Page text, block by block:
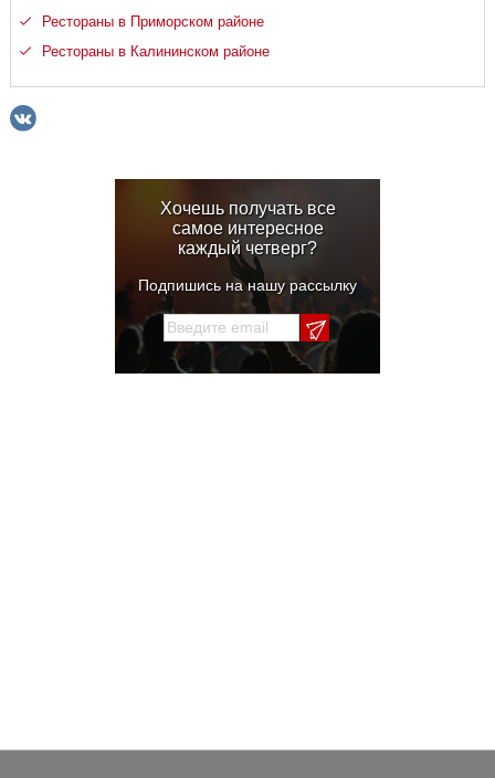
Рестораны в Приморском районе
Рестораны в Калининском районе
Хочешь получать все
самое интересное
каждый четверг?
Подпишись на нашу рассылку